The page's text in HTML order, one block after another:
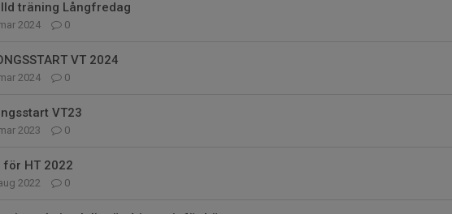
träning Långfredag
2024 0
VT 2024
2024 0
VT23
2023 0
för HT 2022
2022 0